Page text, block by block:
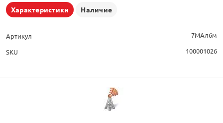
Характеристики Наличие
Артикул
7МАл6м
SKU
100001026